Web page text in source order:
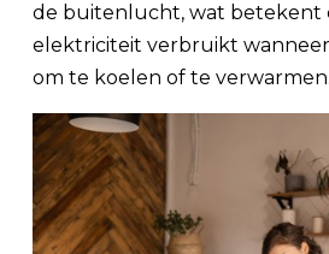
de buitenlucht, wat betekent
elektriciteit verbruikt
om te koelen of te verwarmen.